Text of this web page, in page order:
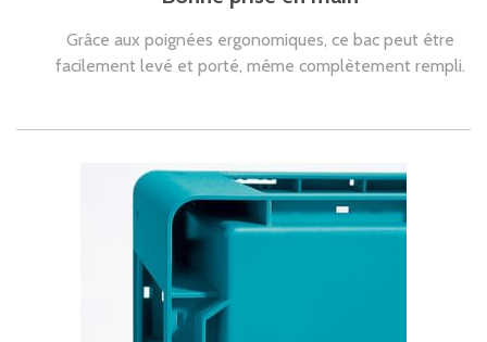
Grâce aux poignées ergonomiques, ce bac peut être
facilement levé et porté, même complètement rempli.